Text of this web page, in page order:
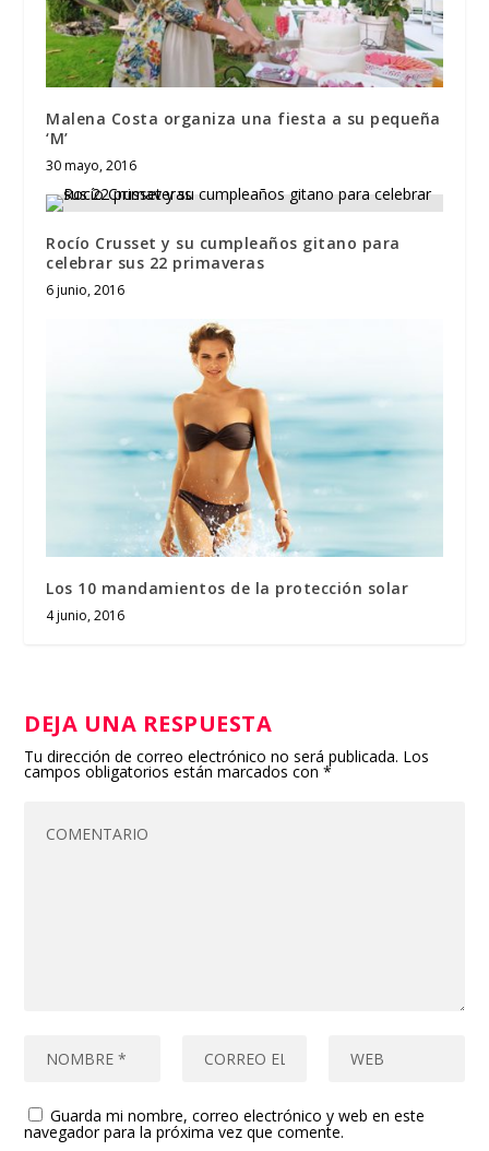
Malena Costa organiza una fiesta a su pequeña
‘M’
30 mayo, 2016
Rocío Crusset y su cumpleaños gitano para
celebrar sus 22 primaveras
6 junio, 2016
Los 10 mandamientos de la protección solar
4 junio, 2016
DEJA UNA RESPUESTA
Tu dirección de correo electrónico no será publicada. Los
campos obligatorios están marcados con*
Guarda mi nombre, correo electrónico y web en este
navegador para la próxima vez que comente.